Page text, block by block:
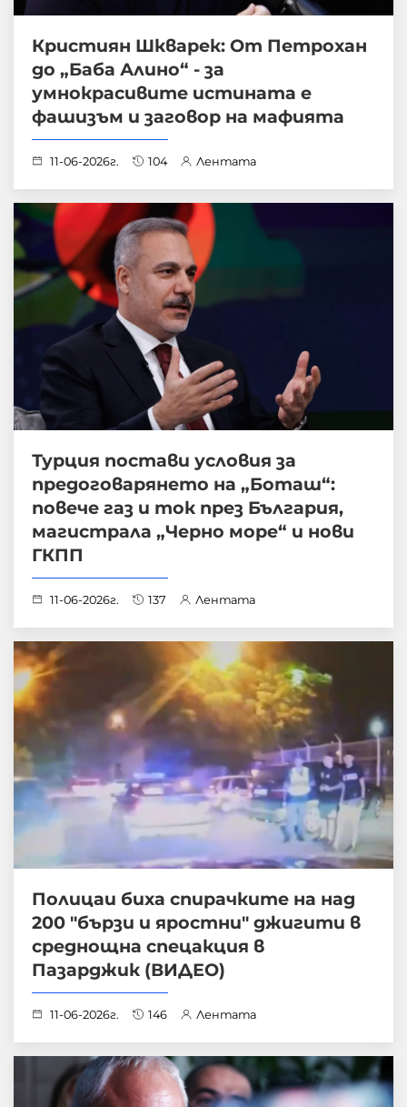
Кристиян Шкварек: От Петрохан
до „Баба Алино“ - за
умнокрасивите истината е
фашизъм и заговор на мафията
11-06-2026г. 104 Лентата
Турция постави условия за
предоговарянето на „Боташ“:
повече газ и ток през България,
магистрала „Черно море“ и нови
ГКПП
11-06-2026г. 137 Лентата
Полицаи биха спирачките на над
200 "бързи и яростни" джигити в
среднощна спецакция в
Пазарджик (ВИДЕО)
11-06-2026г. 146 Лентата